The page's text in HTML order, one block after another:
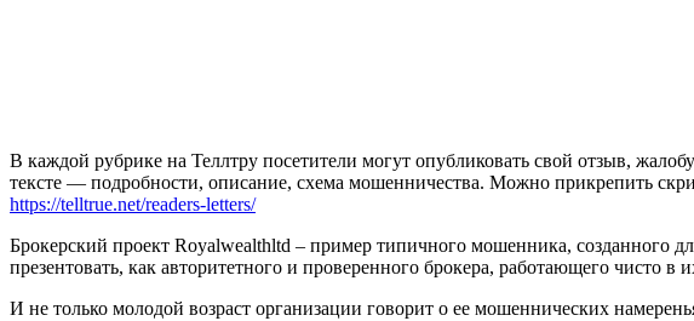
В каждой рубрике на Теллтру посетители могут опубликовать свой отзыв,
тексте — подробности, описание, схема мошенничества. Можно прикрепить
https://telltrue.net/readers-letters/
Брокерский проект Royalwealthltd – пример типичного мошенника, созданного
презентовать, как авторитетного и проверенного брокера, работающего чисто в
И не только молодой возраст организации говорит о ее мошеннических